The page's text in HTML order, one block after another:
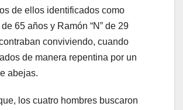
de ellos identificados como
de 65 años y Ramón “N” de 29
conviviendo, cuando
de manera repentina por un
abejas.
los cuatro hombres buscaron